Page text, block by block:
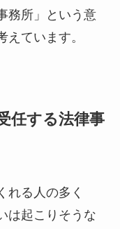
務所」という意
ています。
任する法律事
れる人の多く
は起こりそうな